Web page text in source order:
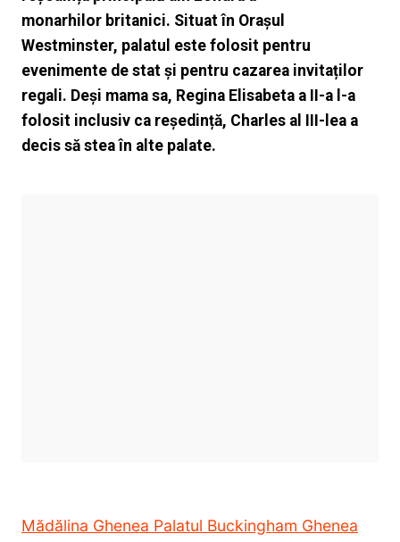
monarhilor britanici. Situat în Orașul
Westminster, palatul este folosit pentru
evenimente de stat și pentru cazarea invitaților
regali. Deși mama sa, Regina Elisabeta a II-a l-a
folosit inclusiv ca reședință, Charles al III-lea a
decis să stea în alte palate.
Mădălina Ghenea Palatul Buckingham Ghenea